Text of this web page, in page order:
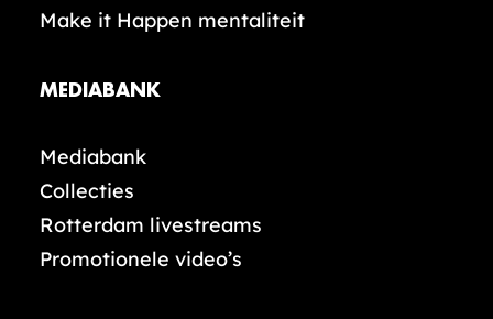
Make it Happen mentaliteit
MEDIABANK
Mediabank
Collecties
Rotterdam livestreams
Promotionele video’s